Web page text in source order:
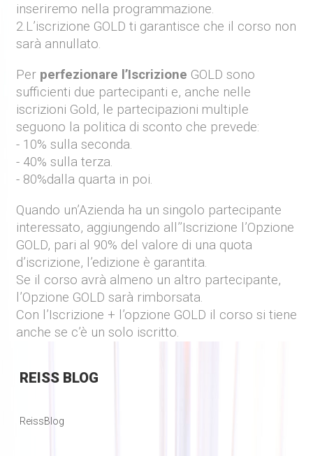
inseriremo nella programmazione.
2.L’iscrizione GOLD ti garantisce che il corso non
sarà annullato.
Per perfezionare l’Iscrizione GOLD sono
sufficienti due partecipanti e, anche nelle
iscrizioni Gold, le partecipazioni multiple
seguono la politica di sconto che prevede:
- 10% sulla seconda.
- 40% sulla terza.
- 80%dalla quarta in poi.
Quando un’Azienda ha un singolo partecipante
interessato, aggiungendo all’’Iscrizione l’Opzione
GOLD, pari al 90% del valore di una quota
d’iscrizione, l’edizione è garantita.
Se il corso avrà almeno un altro partecipante,
l’Opzione GOLD sarà rimborsata.
Con l’Iscrizione + l’opzione GOLD il corso si tiene
anche se c’è un solo iscritto.
REISSBLOG
ReissBlog